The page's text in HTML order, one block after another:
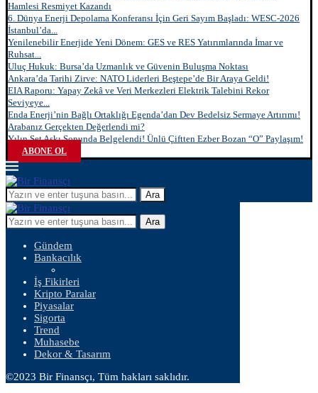
Hamlesi Resmiyet Kazandı
6. Dünya Enerji Depolama Konferansı İçin Geri Sayım Başladı: WESC-2026
İstanbul’da...
Yenilenebilir Enerjide Yeni Dönem: GES ve RES Yatırımlarında İmar ve
Ruhsat...
Uluç Hukuk: Bursa’da Uzmanlık ve Güvenin Buluşma Noktası
Ankara’da Tarihi Zirve: NATO Liderleri Beştepe’de Bir Araya Geldi!
EIA Raporu: Yapay Zekâ ve Veri Merkezleri Elektrik Talebini Rekor
Seviyeye...
Enda Enerji’nin Bağlı Ortaklığı Egenda’dan Dev Bedelsiz Sermaye Artırımı!
Arabanız Gerçekten Değerlendi mi?
Yılın Set Aşkı Sonunda Belgelendi! Ünlü Çiftten Ezber Bozan “O” Paylaşım!
ABONE OL
Ara
Ara
Gündem
Bankacılık
İş Fikirleri
Kripto Paralar
Piyasalar
Sigorta
Trend
Muhasebe
Dekor & Tasarım
©2023 Bir Finansçı, Tüm hakları saklıdır.